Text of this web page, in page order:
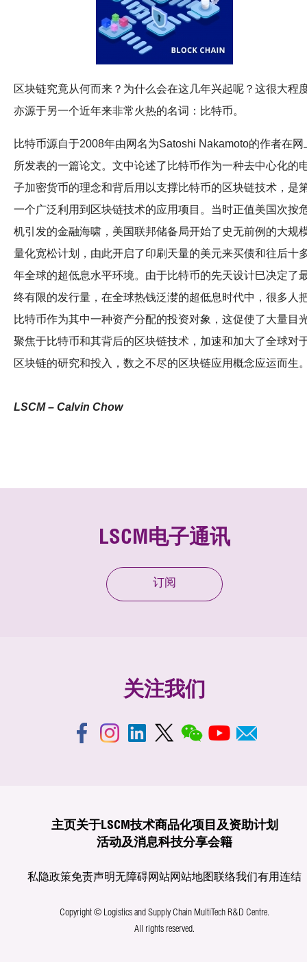
区块链究竟从何而来？为什么会在这几年兴起呢？这很大程
亦源于另一个近年来非常火热的名词：比特币。
比特币源自于2008年由网名为Satoshi Nakamoto的作者在网
所发表的一篇论文。文中论述了比特币作为一种去中心化的
子加密货币的理念和背后用以支撑比特币的区块链技术，是
一个广泛利用到区块链技术的应用项目。当时正值美国次按
机引发的金融海啸，美国联邦储备局开始了史无前例的大规
量化宽松计划，由此开启了印刷天量的美元来买债和往后十
年全球的超低息水平环境。由于比特币的先天设计巳决定了
终有限的发行量，在全球热钱泛漤的超低息时代中，很多人
比特币作为其中一种资产分配的投资对象，这促使了大量目
聚焦于比特币和其背后的区块链技术，加速和加大了全球对
区块链的研究和投入，数之不尽的区块链应用概念应运而生
LSCM – Calvin Chow
LSCM电子通讯
订阅
关注我们
主页关于LSCM技术商品化项目及资助计划
活动及消息科技分享会籍
私隐政策免责声明无障碍网站网站地图联络我们有用连结
Copyright © Logistics and Supply Chain MultiTech R&D Centre.
All rights reserved.